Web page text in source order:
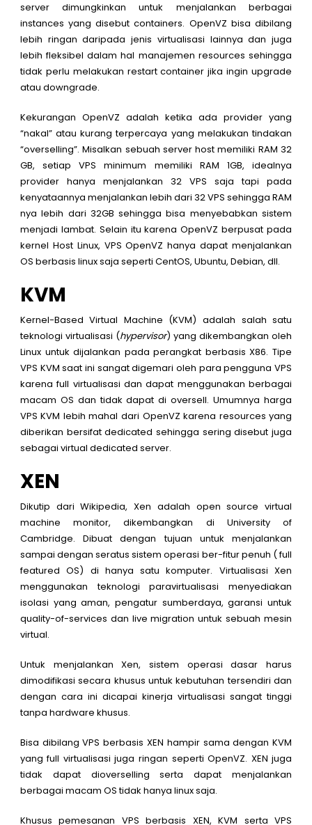
server dimungkinkan untuk menjalankan berbagai
instances yang disebut containers. OpenVZ bisa dibilang
lebih ringan daripada jenis virtualisasi lainnya dan juga
lebih fleksibel dalam hal manajemen resources sehingga
tidak perlu melakukan restart container jika ingin upgrade
atau downgrade.
Kekurangan OpenVZ adalah ketika ada provider yang
“nakal” atau kurang terpercaya yang melakukan tindakan
“overselling”. Misalkan sebuah server host memiliki RAM 32
GB, setiap VPS minimum memiliki RAM 1GB, idealnya
provider hanya menjalankan 32 VPS saja tapi pada
kenyataannya menjalankan lebih dari 32 VPS sehingga RAM
nya lebih dari 32GB sehingga bisa menyebabkan sistem
menjadi lambat. Selain itu karena OpenVZ berpusat pada
kernel Host Linux, VPS OpenVZ hanya dapat menjalankan
OS berbasis linux saja seperti CentOS, Ubuntu, Debian, dll.
KVM
Kernel-Based Virtual Machine (KVM) adalah salah satu
teknologi virtualisasi (hypervisor) yang dikembangkan oleh
Linux untuk dijalankan pada perangkat berbasis X86. Tipe
VPS KVM saat ini sangat digemari oleh para pengguna VPS
karena full virtualisasi dan dapat menggunakan berbagai
macam OS dan tidak dapat di oversell. Umumnya harga
VPS KVM lebih mahal dari OpenVZ karena resources yang
diberikan bersifat dedicated sehingga sering disebut juga
sebagai virtual dedicated server.
XEN
Dikutip dari Wikipedia,Xen adalah open source virtual
machine monitor, dikembangkan di University of
Cambridge. Dibuat dengan tujuan untuk menjalankan
sampai dengan seratus sistem operasi ber-fitur penuh ( full
featured OS) di hanya satu komputer. Virtualisasi Xen
menggunakan teknologi paravirtualisasi menyediakan
isolasi yang aman, pengatur sumberdaya, garansi untuk
quality-of-services dan live migration untuk sebuah mesin
virtual.
Untuk menjalankan Xen, sistem operasi dasar harus
dimodifikasi secara khusus untuk kebutuhan tersendiri dan
dengan cara ini dicapai kinerja virtualisasi sangat tinggi
tanpa hardware khusus.
Bisa dibilang VPS berbasis XEN hampir sama dengan KVM
yang full virtualisasi juga ringan seperti OpenVZ. XEN juga
tidak dapat dioverselling serta dapat menjalankan
berbagai macam OS tidak hanya linux saja.
Khusus pemesanan VPS berbasis XEN, KVM serta VPS